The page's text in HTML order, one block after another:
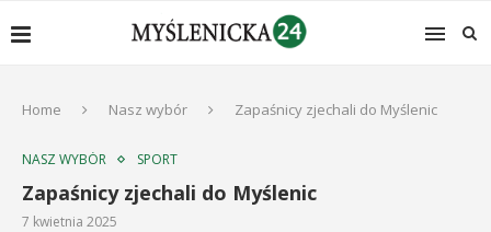
Home Nasz wybór Zapaśnicy zjechali do Myślenic
NASZ WYBÓR SPORT
Zapaśnicy zjechali do Myślenic
7 kwietnia 2025